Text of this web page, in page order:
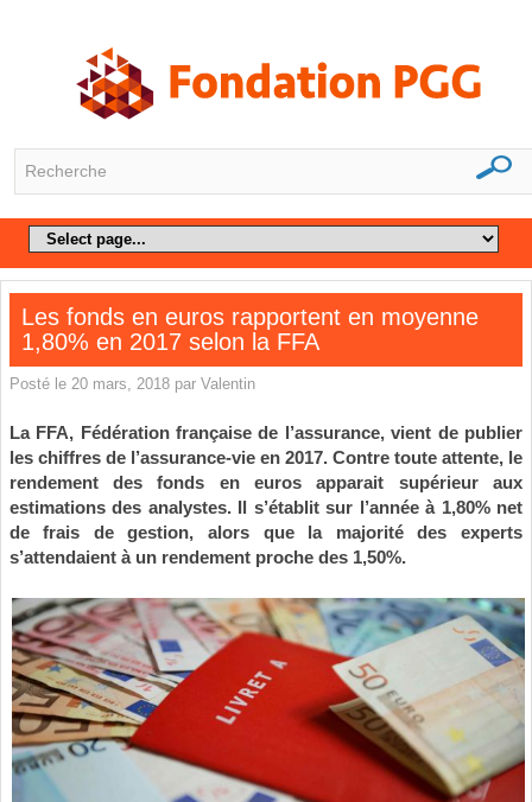
Les fonds en euros rapportent en moyenne
1,80% en 2017 selon la FFA
Posté le 20 mars, 2018 par Valentin
La FFA, Fédération française de l’assurance, vient de publier
les chiffres de l’assurance-vie en 2017. Contre toute attente, le
rendement des fonds en euros apparait supérieur aux
estimations des analystes. Il s’établit sur l’année à 1,80% net
de frais de gestion, alors que la majorité des experts
s’attendaient à un rendement proche des 1,50%.